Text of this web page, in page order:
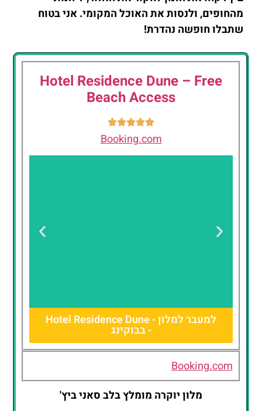
מהחופים, ולנסות את האוכל המקומי. אני בטוח
שתבלו חופשה נהדרת!
Hotel Residence Dune – Free
Beach Access
Booking.com
Hotel
Residence
למעבר למלון - Hotel Residence Dune
- בבוקינג
Booking.com
מלון יוקרה מומלץ בלב סאני ביץ'